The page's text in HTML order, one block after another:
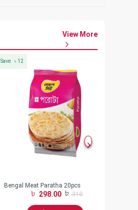
View More
Save ৳ 12
Bengal Meat Paratha 20pcs
298.00 310